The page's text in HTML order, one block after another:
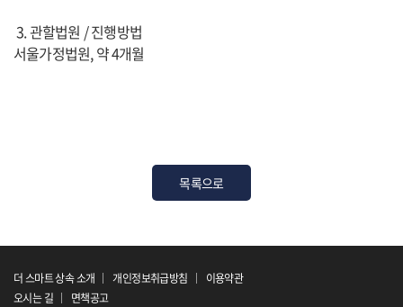
3. 관할법원 / 진행방법
서울가정법원, 약 4개월
목록으로
더 스마트 상속 소개 개인정보취급방침
이용약관
오시는 길
면책공고